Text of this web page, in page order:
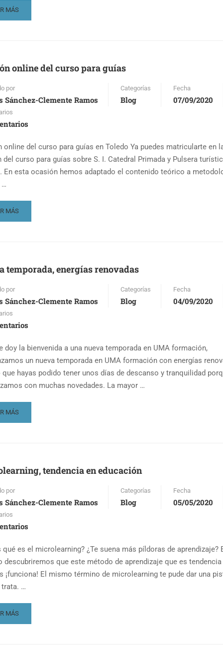
MÁS
online del curso para guías
por
Sánchez-Clemente Ramos
Categorías
Blog
Fecha
07/09/2020
online del curso para guías en Toledo Ya puedes matricularte en
del curso para guías sobre S. I. Catedral Primada y Pulsera
En esta ocasión hemos adaptado el contenido teórico a
…
MÁS
temporada, energías renovadas
por
Sánchez-Clemente Ramos
Categorías
Blog
Fecha
04/09/2020
doy la bienvenida a una nueva temporada en UMA formación,
un nueva temporada en UMA formación con energías
que hayas podido tener unos días de descanso y tranquilidad
con muchas novedades. La mayor …
MÁS
tendencia en educación
por
Sánchez-Clemente Ramos
Categorías
Blog
Fecha
05/05/2020
qué es el microlearning? ¿Te suena más píldoras de aprendizaje?
descubriremos que este método de aprendizaje que es tendencia
¡funciona! El mismo término de microlearning te pude dar una
…
MÁS